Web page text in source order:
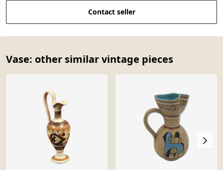
Contact seller
Vase: other similar vintage pieces